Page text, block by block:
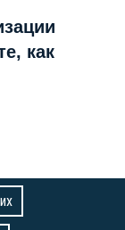
как